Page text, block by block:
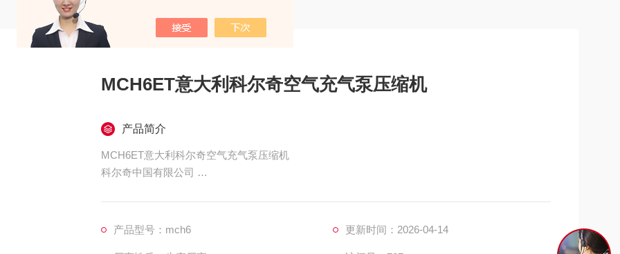
MCH6ET意大利科尔奇空气充气泵压缩机
产品简介
MCH6ET意大利科尔奇空气充气泵压缩机
科尔奇中国有限公司
员工提供安全保护 。
产品型号：mch6 更新时间：2026-04-14